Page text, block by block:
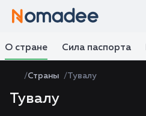
О стране Сила паспорта
Страны Тувалу
Тувалу